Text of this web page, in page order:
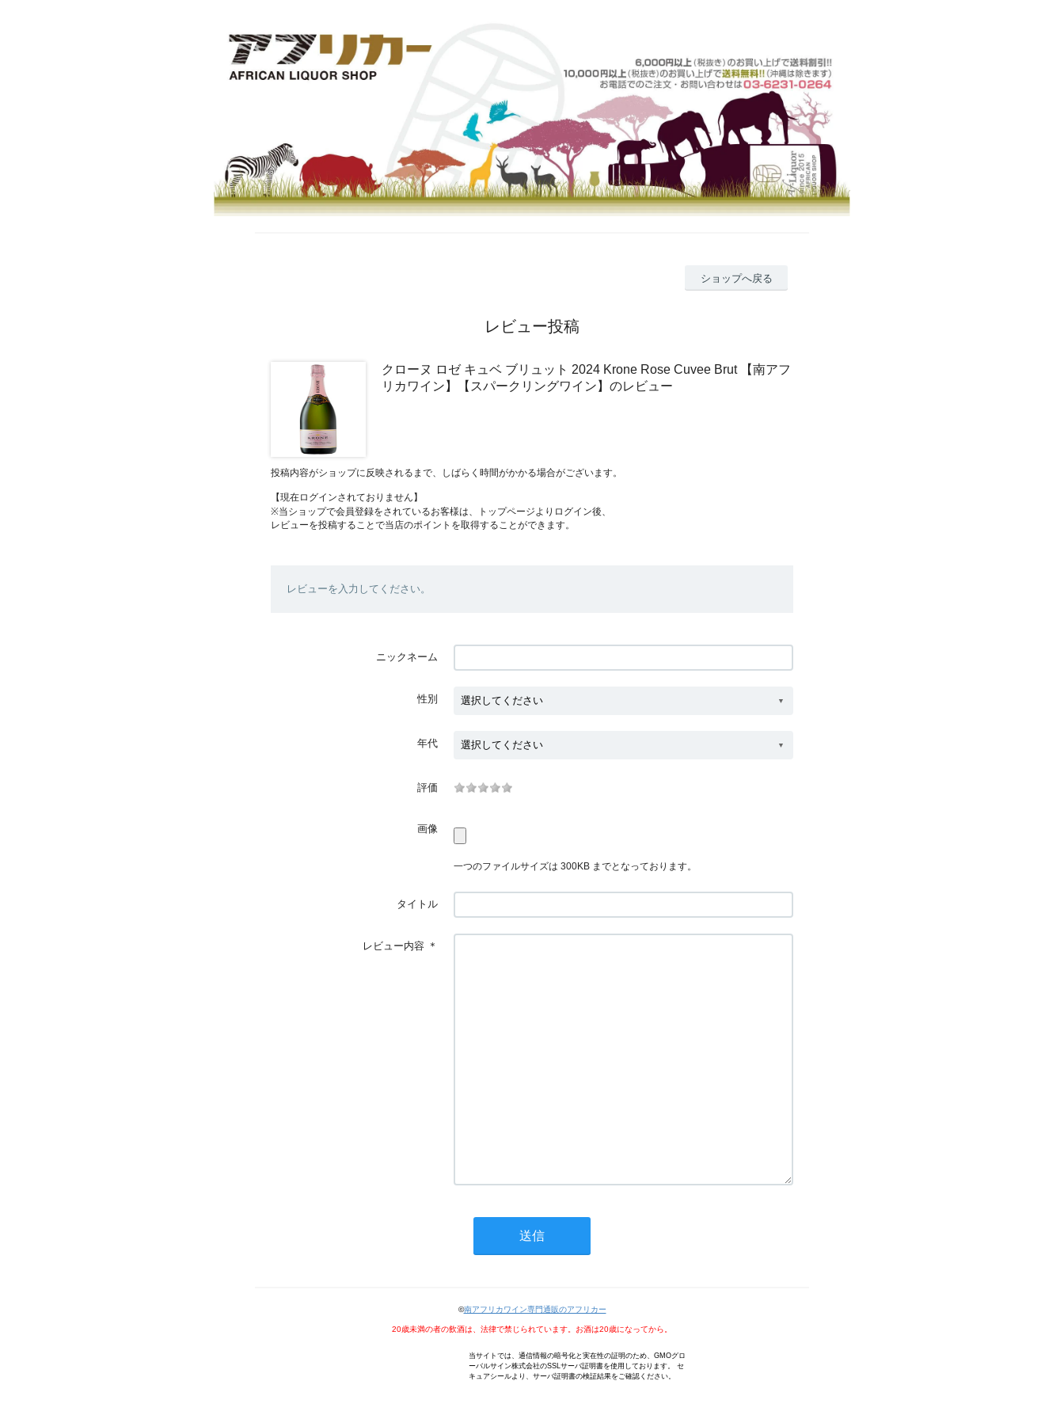
ショップへ戻る
レビュー投稿
クローヌ ロゼ キュベ ブリュット 2024 Krone Rose Cuvee Brut 【南アフ
リカワイン】【スパークリングワイン】のレビュー
投稿内容がショップに反映されるまで、しばらく時間がかかる場合がございます。
【現在ログインされておりません】
※当ショップで会員登録をされているお客様は、トップページよりログイン後、
レビューを投稿することで当店のポイントを取得することができます。
レビューを入力してください。
ニックネーム
性別
年代
評価
画像
一つのファイルサイズは 300KB までとなっております。
タイトル
レビュー内容 ＊
©南アフリカワイン専門通販のアフリカー
20歳未満の者の飲酒は、法律で禁じられています。お酒は20歳になってから。
当サイトでは、通信情報の暗号化と実在性の証明のため、GMOグロ
ーバルサイン株式会社のSSLサーバ証明書を使用しております。 セ
キュアシールより、サーバ証明書の検証結果をご確認ください。